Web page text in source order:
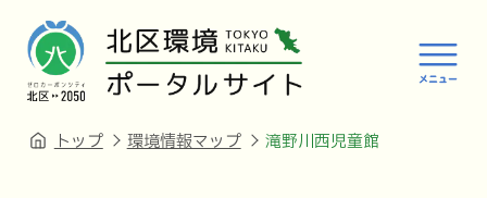
トップ 環境情報マップ 滝野川西児童館